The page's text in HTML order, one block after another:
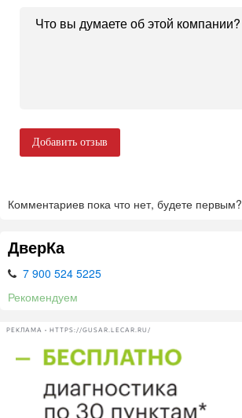
Добавить отзыв
Комментариев пока что нет, будете первым?
ДверКа
7 900 524 5225
Рекомендуем
РЕКЛАМА • HTTPS://GUSAR.LECAR.RU/